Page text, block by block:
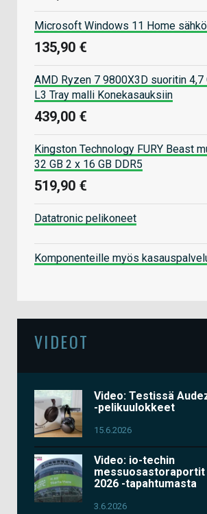
Microsoft Windows 11 Home
135,90 €
AMD Ryzen 7 9800X3D suoritin 4,7
L3 Tray malli Konekasauksiin
439,00 €
Kingston Technology FURY Beast
32 GB 2 x 16 GB DDR5
519,90 €
Datatronic pelikoneet
Komponenteille myös
VIDEOT
Video: Testissä
-pelikuulokkeet
15.6.2026
Video: io-techin
messuosastoraportit
2026 -tapahtumasta
3.6.2026